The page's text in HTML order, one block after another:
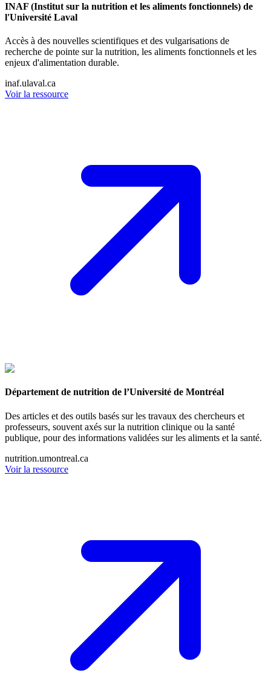
INAF (Institut sur la nutrition et les aliments fonctionnels) de
l'Université Laval
Accès à des nouvelles scientifiques et des vulgarisations de
recherche de pointe sur la nutrition, les aliments fonctionnels et les
enjeux d'alimentation durable.
inaf.ulaval.ca
Voir la ressource
Département de nutrition de l’Université de Montréal
Des articles et des outils basés sur les travaux des chercheurs et
professeurs, souvent axés sur la nutrition clinique ou la santé
publique, pour des informations validées sur les aliments et la santé.
nutrition.umontreal.ca
Voir la ressource